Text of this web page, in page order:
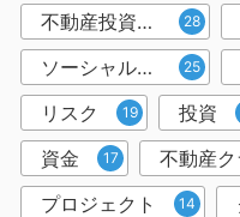
不動産投資型クラウドファンディング 28
ソーシャルレンディング 25
リスク 19 投資
資金 17
プロジェクト 14